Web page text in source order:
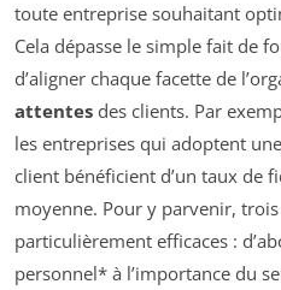
toute entreprise souhaitant
Cela dépasse le simple fait de
d’aligner chaque facette de
attentes des clients. Par
les entreprises qui adoptent
client bénéficient d’un taux de
moyenne. Pour y parvenir, trois
particulièrement efficaces :
personnel* à l’importance du